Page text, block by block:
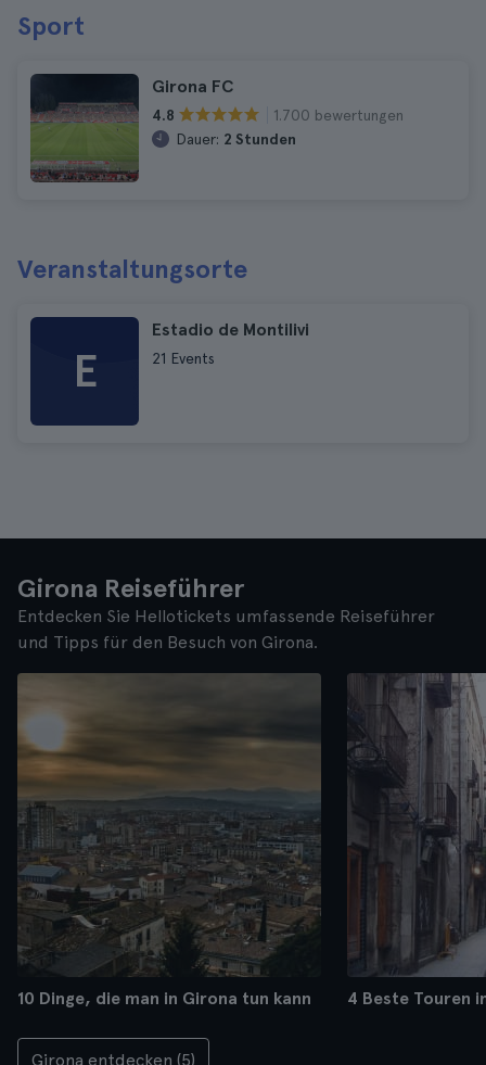
Sport
Girona FC
4.8
1.700 bewertungen
Dauer: 2 Stunden
Veranstaltungsorte
E
Estadio de Montilivi
21 Events
Girona Reiseführer
Entdecken Sie Hellotickets umfassende Reiseführer
und Tipps für den Besuch von Girona.
10 Dinge, die man in Girona tun kann 4 Beste Touren
Girona entdecken (5)